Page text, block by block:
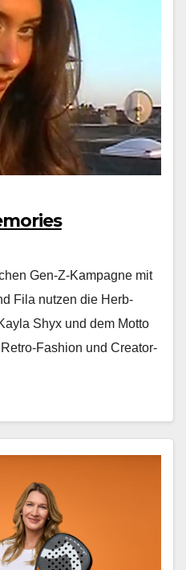
Gen-Z-Kampagne mit
Fila nutzen die Herb­
Shyx und dem Mot­to
Fash­ion und Cre­ator-